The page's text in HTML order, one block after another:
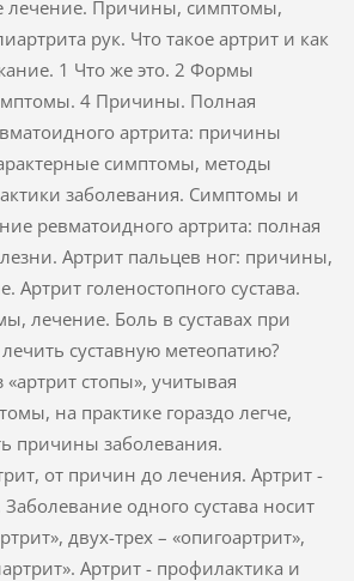
лечение. Причины, симптомы,
рук. Что такое артрит и как
1 Что же это. 2 Формы
4 Причины. Полная
артрита: причины
симптомы, методы
заболевания. Симптомы и
ревматоидного артрита: полная
Артрит пальцев ног: причины,
Артрит голеностопного сустава.
лечение. Боль в суставах при
суставную метеопатию?
«артрит стопы», учитывая
на практике гораздо легче,
причины заболевания.
от причин до лечения. Артрит -
одного сустава носит
двух-трех – «опигоартрит»,
Артрит - профилактика и